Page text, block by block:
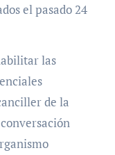
el pasado 24
las
de la